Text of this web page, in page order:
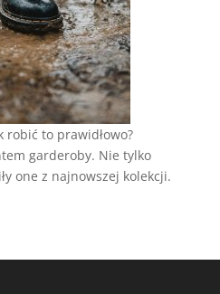
to prawidłowo?
garderoby. Nie tylko
one z najnowszej kolekcji.